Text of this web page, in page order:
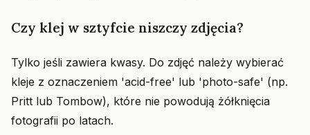
Czy klej w sztyfcie niszczy zdjęcia?
Tylko jeśli zawiera kwasy. Do zdjęć należy wybierać
kleje z oznaczeniem 'acid-free' lub 'photo-safe' (np.
Pritt lub Tombow), które nie powodują żółknięcia
fotografii po latach.